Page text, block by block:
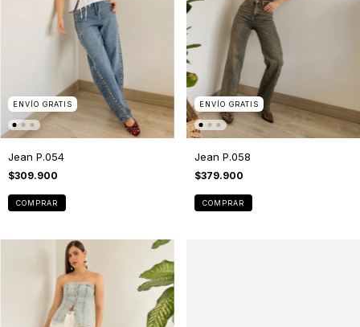
ENVÍO GRATIS
Jean P.054
$309.900
COMPRAR
ENVÍO GRATIS
Jean P.058
$379.900
COMPRAR